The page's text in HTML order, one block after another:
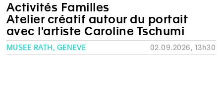
Activités Familles
Atelier créatif autour du portait
avec l'artiste Caroline Tschumi
MUSÉE RATH, GENÈVE 02.09.2026, 13h30